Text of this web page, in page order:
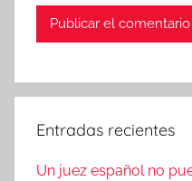
Entradas recientes
Un juez español no